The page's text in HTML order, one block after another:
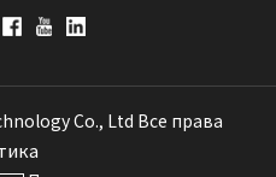
Co., Ltd Все права